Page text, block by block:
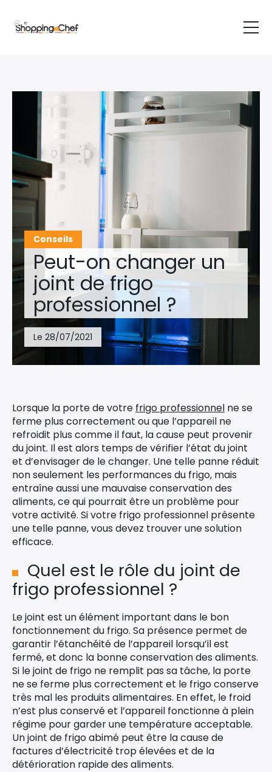
Conseils
Peut-on changer un
joint de frigo
professionnel ?
Le 28/07/2021
Lorsque la porte de votre frigo professionnel ne se
ferme plus correctement ou que l’appareil ne
refroidit plus comme il faut, la cause peut provenir
du joint. Il est alors temps de vérifier l’état du joint
et d’envisager de le changer. Une telle panne réduit
non seulement les performances du frigo, mais
entraîne aussi une mauvaise conservation des
aliments, ce qui pourrait être un problème pour
votre activité. Si votre frigo professionnel présente
une telle panne, vous devez trouver une solution
efficace.
Quel est le rôle du joint de
frigo professionnel ?
Le joint est un élément important dans le bon
fonctionnement du frigo. Sa présence permet de
garantir l’étanchéité de l’appareil lorsqu’il est
fermé, et donc la bonne conservation des aliments.
Si le joint de frigo ne remplit pas sa tâche, la porte
ne se ferme plus correctement et le frigo conserve
très mal les produits alimentaires. En effet, le froid
n’est plus conservé et l’appareil fonctionne à plein
régime pour garder une température acceptable.
Un joint de frigo abimé peut être la cause de
factures d’électricité trop élevées et de la
détérioration rapide des aliments.
Conseils
Par produit
A propos